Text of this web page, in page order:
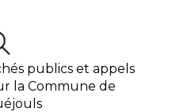
publics et appels
la Commune de